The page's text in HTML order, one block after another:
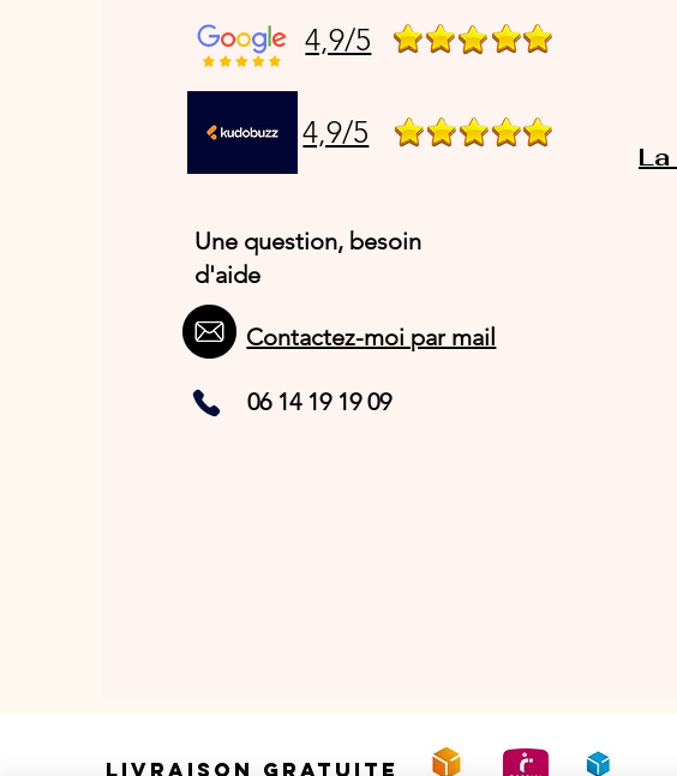
4,9/5
4,9/5
Une question, besoin
d'aide
Contactez-moi par mail
06 14 19 19 09
LIVRAISON GRATUITE